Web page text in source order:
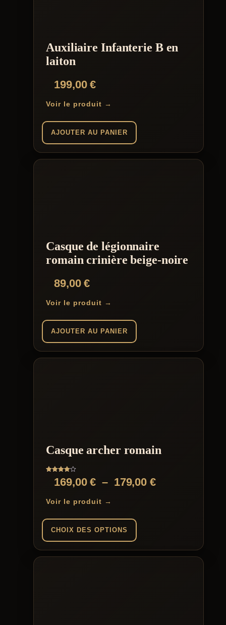
Auxiliaire Infanterie B en
laiton
199,00€
Voir le produit →
AJOUTER AU PANIER
Casque de légionnaire
romain crinière beige-noire
89,00€
Voir le produit →
AJOUTER AU PANIER
Casque archer romain
Note169,00€ – 179,00€Plage
179,00 €
Voir le produit →
CHOIX DES OPTIONS
produit